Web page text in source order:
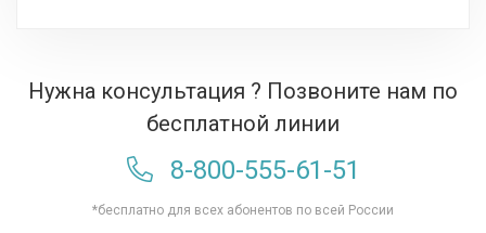
Нужна консультация ? Позвоните нам по
бесплатной линии
8-800-555-61-51
*бесплатно для всех абонентов по всей России